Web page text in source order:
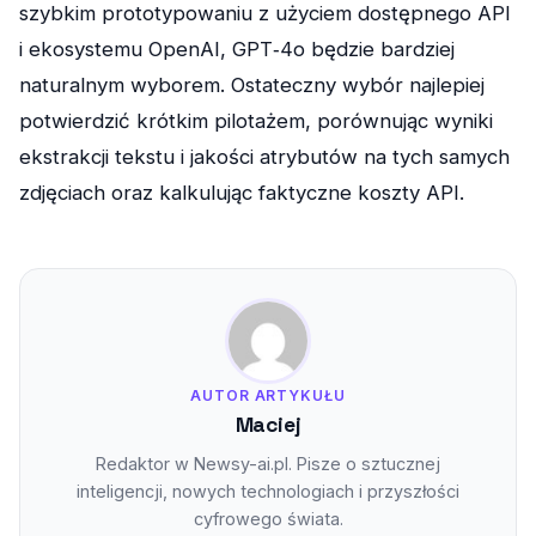
szybkim prototypowaniu z użyciem dostępnego API
i ekosystemu OpenAI, GPT‑4o będzie bardziej
naturalnym wyborem. Ostateczny wybór najlepiej
potwierdzić krótkim pilotażem, porównując wyniki
ekstrakcji tekstu i jakości atrybutów na tych samych
zdjęciach oraz kalkulując faktyczne koszty API.
AUTOR ARTYKUŁU
Maciej
Redaktor w Newsy-ai.pl. Pisze o sztucznej
inteligencji, nowych technologiach i przyszłości
cyfrowego świata.